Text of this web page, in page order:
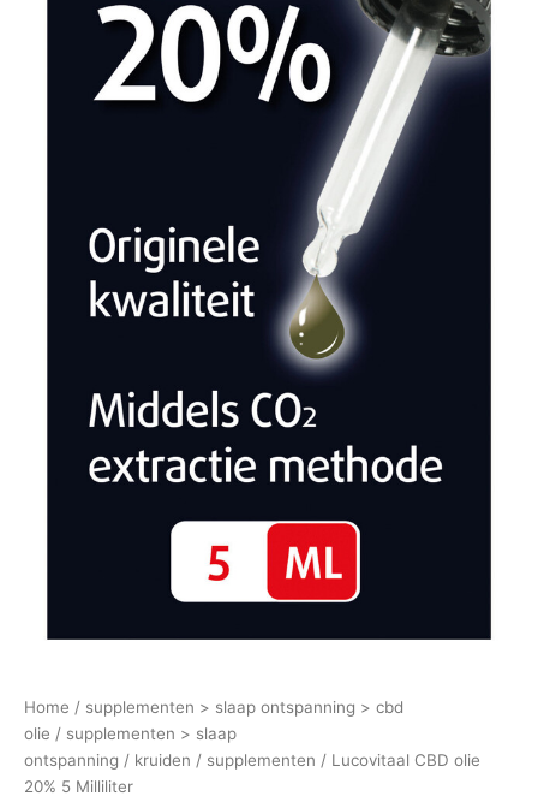
Home / supplementen > slaap ontspanning > cbd
olie / supplementen > slaap
ontspanning / kruiden / supplementen / Lucovitaal CBD olie
20% 5 Milliliter